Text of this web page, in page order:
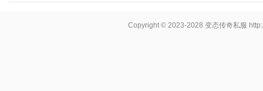
Copyright © 2023-2028变态传奇私服